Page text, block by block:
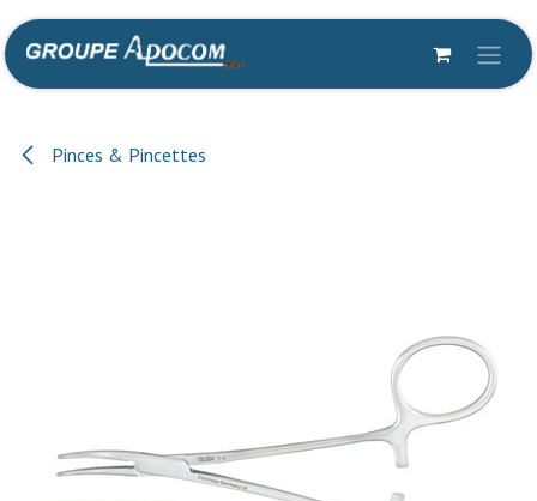
Se rendre au contenu
Pinces & Pincettes